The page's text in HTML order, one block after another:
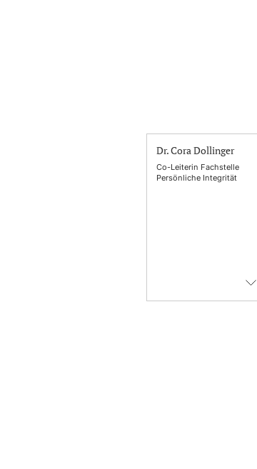
Dr. Cora Dollinger
Co-Leiterin Fachstelle
Persönliche Integrität